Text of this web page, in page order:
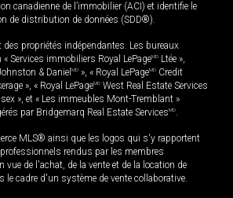
canadienne de l’immobilier (ACI) et identifie le
de distribution de données (SDD®).
propriétés indépendantes. Les bureaux
Services immobiliers Royal LePageMD Ltée »,
& Daniel MD », « Royal LePageMD Credit
», « Royal LePageMD West Real Estate Services
», et « Les immeubles Mont-Tremblant »
par Bridgemarq Real Estate ServicesMD.
MLS® ainsi que les logos qui s'y rapportent
rendus par les membres
vue de l'achat, de la vente et de la location de
cadre d'un système de vente collaborative.